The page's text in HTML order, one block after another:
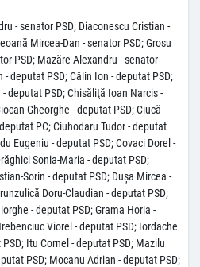
- senator PSD; Diaconescu Cristian -
Mircea-Dan - senator PSD; Grosu
PSD; Mazăre Alexandru - senator
- deputat PSD; Călin Ion - deputat PSD;
deputat PSD; Chisăliţă Ioan Narcis -
Gheorghe - deputat PSD; Ciucă
PC; Ciuhodaru Tudor - deputat
Eugeniu - deputat PSD; Covaci Dorel -
Sonia-Maria - deputat PSD;
Sorin - deputat PSD; Duşa Mircea -
Doru-Claudian - deputat PSD;
- deputat PSD; Grama Horia -
Viorel - deputat PSD; Iordache
Itu Cornel - deputat PSD; Mazilu
PSD; Mocanu Adrian - deputat PSD;